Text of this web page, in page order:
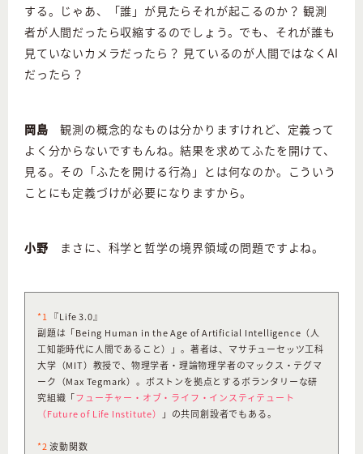
する。じゃあ、「誰」が見たらそれが起こるのか？ 観測
者が人間だったら収縮するのでしょう。でも、それが誰も
見ていないカメラだったら？ 見ているのが人間ではなくAI
だったら？
岡島観測の概念的なものは分かりますけれど、定義って
よく分からないですもんね。結果を求めてふたを開けて、
見る。その「ふたを開ける行為」とは何なのか。こういう
ことにも定義づけが必要になりますから。
小野 まさに、科学と哲学の境界領域の問題ですよね。
*1 『Life 3.0』
副題は「Being Human in the Age of Artificial Intelligence（人
工知能時代に人間であること）」。著者は、マサチューセッツ工科
大学（MIT）教授で、物理学者・理論物理学者のマックス・テグマ
ーク（Max Tegmark）。ボストンを拠点とするボランタリーな研
究組織「フューチャー・オブ・ライフ・インスティテュート
（Future of Life Institute）
」の共同創設者でもある。
*2波動関数